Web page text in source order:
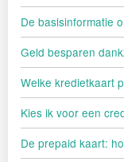
De basisinformatie
Geld besparen
Welke kredietkaart
Kies ik voor een
De prepaid kaart: